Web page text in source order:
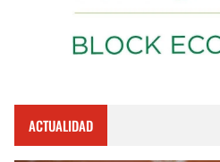
ACTUALIDAD